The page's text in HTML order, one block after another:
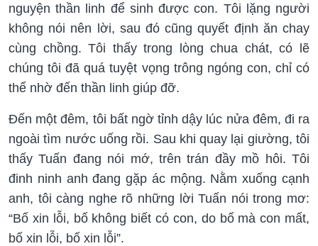
nguyện thần linh để sinh được con. Tôi lặng người
không nói nên lời, sau đó cũng quyết định ăn chay
cùng chồng. Tôi thấy trong lòng chua chát, có lẽ
chúng tôi đã quá tuyệt vọng trông ngóng con, chỉ có
thể nhờ đến thần linh giúp đỡ.
Đến một đêm, tôi bất ngờ tỉnh dậy lúc nửa đêm, đi ra
ngoài tìm nước uống rồi. Sau khi quay lại giường, tôi
thấy Tuấn đang nói mớ, trên trán đầy mồ hôi. Tôi
đinh ninh anh đang gặp ác mộng. Nằm xuống cạnh
anh, tôi càng nghe rõ những lời Tuấn nói trong mơ:
“Bố xin lỗi, bố không biết có con, do bố mà con mất,
bố xin lỗi, bố xin lỗi”.